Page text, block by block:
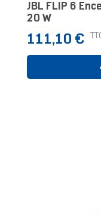
JBL FLIP 6
20 W
Prix
111,10 €